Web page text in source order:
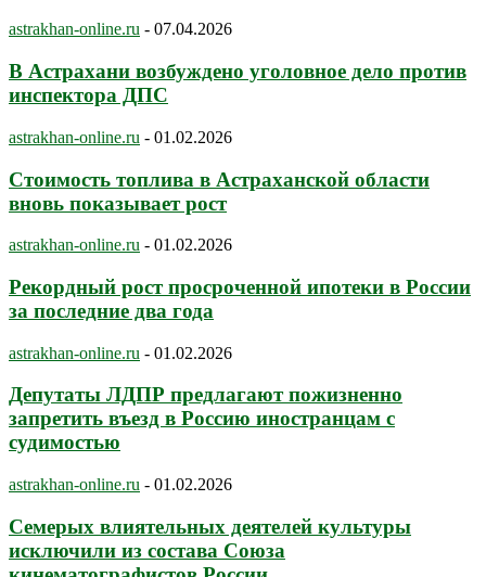
astrakhan-online.ru - 07.04.2026
В Астрахани возбуждено уголовное дело против
инспектора ДПС
astrakhan-online.ru - 01.02.2026
Стоимость топлива в Астраханской области
вновь показывает рост
astrakhan-online.ru - 01.02.2026
Рекордный рост просроченной ипотеки в России
за последние два года
astrakhan-online.ru - 01.02.2026
Депутаты ЛДПР предлагают пожизненно
запретить въезд в Россию иностранцам с
судимостью
astrakhan-online.ru - 01.02.2026
Семерых влиятельных деятелей культуры
исключили из состава Союза